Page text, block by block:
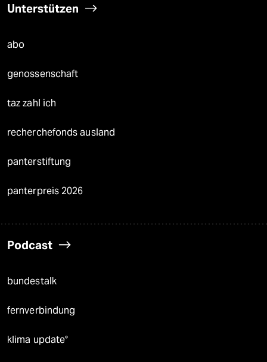
Unterstützen
abo
genossenschaft
taz zahl ich
recherchefonds ausland
panterstiftung
panterpreis 2026
Podcast
bundestalk
fernverbindung
klima update°